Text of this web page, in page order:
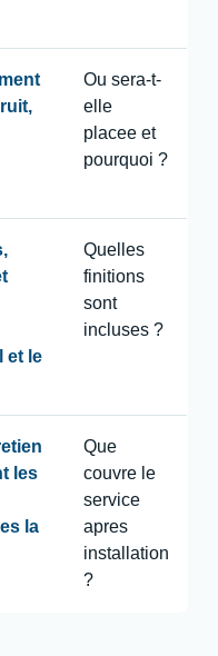
Ou sera-t-
elle
placee et
pourquoi ?
et le
Quelles
finitions
sont
incluses ?
les
la
Que
couvre le
service
apres
installation
?